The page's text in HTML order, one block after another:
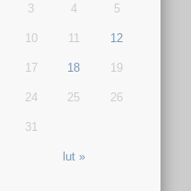
lut »
3 4 5
10 11 12
17 18 19
24 25 26
31